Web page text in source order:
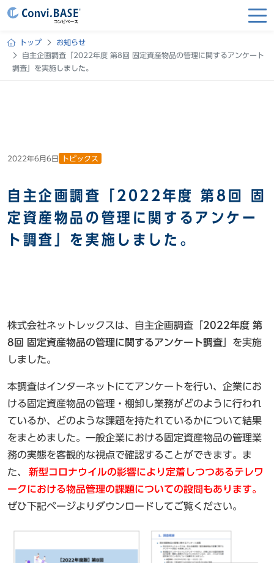
トップ
お知らせ
自主企画調査「2022年度 第8回 固定資産物品の管理に関するアンケート
調査」を実施しました。
2022年6月6日 トピックス
自主企画調査「2022年度 第8回 固
定資産物品の管理に関するアンケー
ト調査」を実施しました。
株式会社ネットレックスは、自主企画調査「 2022年度 第
8回 固定資産物品の管理に関するアンケート調査 」を実施
しました。
本調査はインターネットにてアンケートを行い、企業にお
ける固定資産物品の管理・棚卸し業務がどのように行われ
ているか、どのような課題を持たれているかについて結果
をまとめました。一般企業における固定資産物品の管理業
務の実態を客観的な視点で確認することができます。ま
た、
新型コロナウイルの影響により定着しつつあるテレワ
ークにおける物品管理の課題についての設問もあります。
ぜひ下記ページよりダウンロードしてご覧ください。